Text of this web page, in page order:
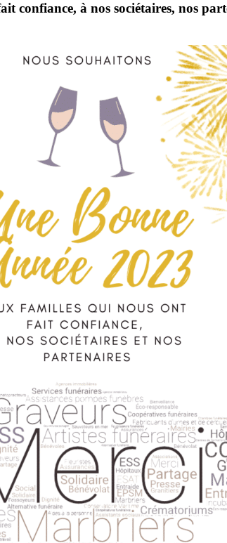
confiance, à nos sociétaires, nos